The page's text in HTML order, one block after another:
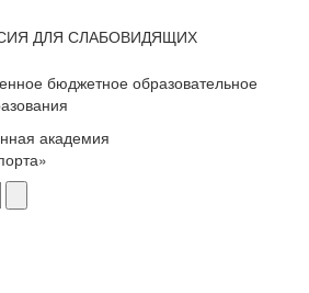
бюджетное образовательное
академия